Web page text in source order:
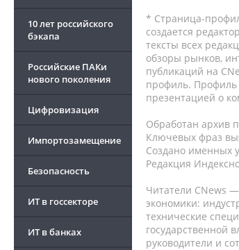
10 лет российского
бэкапа
Российские ПАКи
нового поколения
Цифровизация
Импортозамещение
Безопасность
ИТ в госсекторе
ИТ в банках
* Страница-
создается
тексты всех
обзоры рынков,
публикаций на
профиль. Профиль
презентацией о
Обработан архив
Ключевых фраз
Создано именных
Редакция
Читатели CNews
экономики:
технические
государственной
руководители и